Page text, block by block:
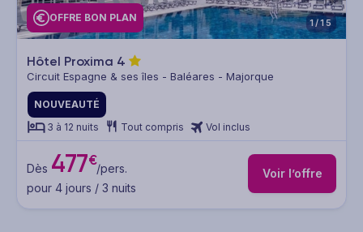
OFFRE BON PLAN 1/15
Hôtel Proxima 4
Circuit Espagne & ses îles - Baléares - Majorque
NOUVEAUTÉ
3 à 12 nuits
Tout compris Vol inclus
Dès 477€/pers.
pour 4 jours / 3 nuits
Voir l’offre